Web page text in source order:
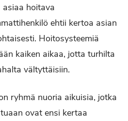
hoitava
ehtii kertoa asian
Hoitosysteemiä
kaiken aikaa, jotta turhilta
vältyttäisiin.
ryhmä nuoria aikuisia, jotka
ovat ensi kertaa